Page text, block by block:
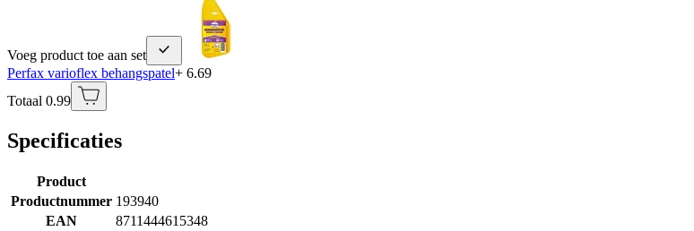
Voeg product toe aan set
Perfax varioflex behangspatel+ 6.69
Totaal 0.99
Specificaties
Product
Productnummer 193940
EAN
8711444615348